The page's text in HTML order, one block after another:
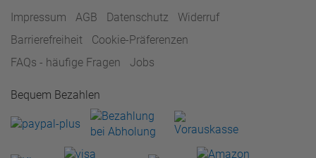
Impressum
AGB Datenschutz
Widerruf
Barrierefreiheit
Cookie-Präferenzen
FAQs - häufige Fragen
Jobs
Bequem Bezahlen